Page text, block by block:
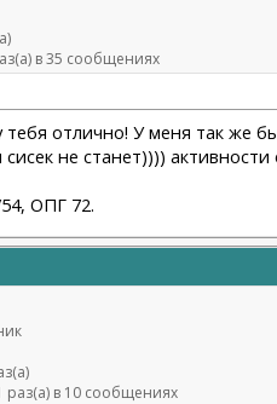
в 35 сообщениях
тебя отлично! У меня так же
не станет))))
ОПГ 72.
раз(а) в 10 сообщениях